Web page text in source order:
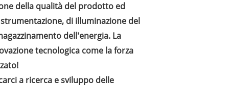
della qualità del prodotto ed
di illuminazione del
dell'energia. La
tecnologica come la forza
a ricerca e sviluppo delle